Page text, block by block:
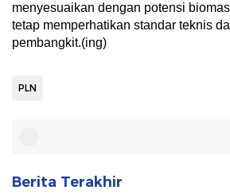
menyesuaikan dengan potensi
tetap memperhatikan standar teknis
pembangkit.(ing)
PLN
Berita Terakhir